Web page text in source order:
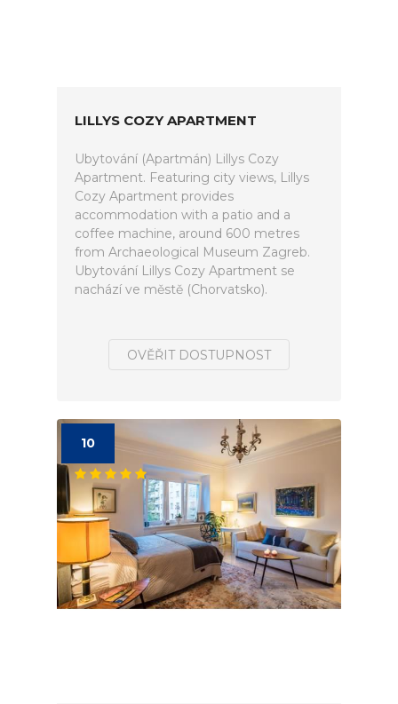
LILLYS COZY APARTMENT
Ubytování (Apartmán) Lillys Cozy
Apartment. Featuring city views, Lillys
Cozy Apartment provides
accommodation with a patio and a
coffee machine, around 600 metres
from Archaeological Museum Zagreb.
Ubytování Lillys Cozy Apartment se
nachází ve městě (Chorvatsko).
OVĚŘIT DOSTUPNOST
10